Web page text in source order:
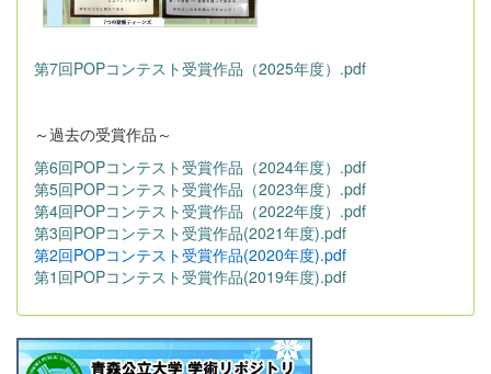
第7回POPコンテスト受賞作品（2025年度）.pdf
～過去の受賞作品～
第6回POPコンテスト受賞作品（2024年度）.pdf
第5回POPコンテスト受賞作品（2023年度）.pdf
第4回POPコンテスト受賞作品（2022年度）.pdf
第3回POPコンテスト受賞作品(2021年度).pdf
第2回POPコンテスト受賞作品(2020年度).pdf
第1回POPコンテスト受賞作品(2019年度).pdf